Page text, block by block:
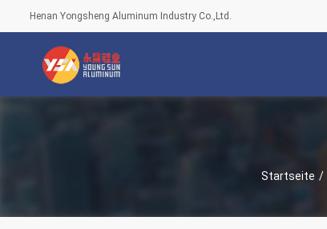
Henan Yongsheng Aluminum Industry Co.,Ltd.
Startseite /